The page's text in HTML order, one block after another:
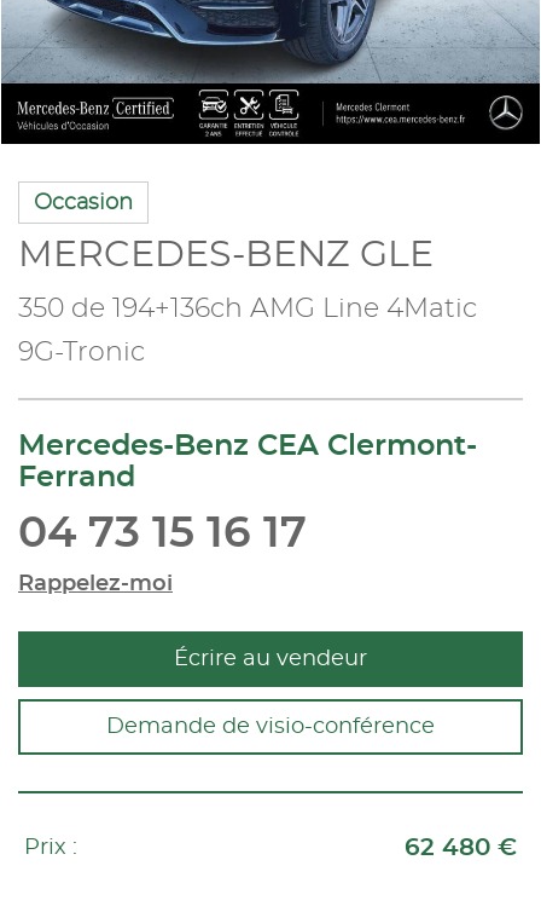
Occasion
MERCEDES-BENZ GLE
350 de 194+136ch AMG Line 4Matic
9G-Tronic
Mercedes-Benz CEA Clermont-
Ferrand
04 73 15 16 17
Rappelez-moi
Écrire au vendeur
Demande de visio-conférence
Prix : 62 480 €